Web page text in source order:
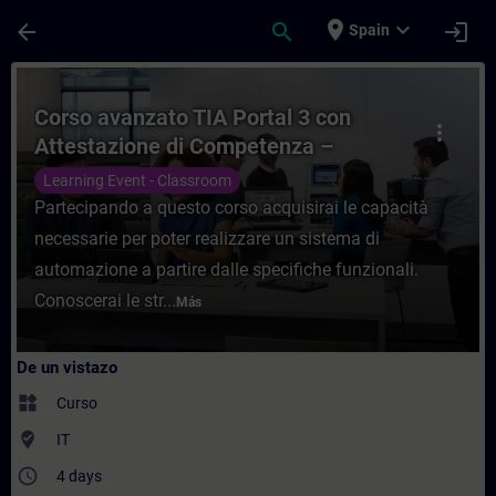
arrow_back search place Spain expand_more login
Curso - Corso avanzato TIA Portal 3
more_vert
Corso avanzato TIA Portal 3 con
Attestazione di Competenza –
Programma SITRAIN PROFESSIONAL
Learning Event - Classroom
Partecipando a questo corso acquisirai le capacità
necessarie per poter realizzare un sistema di
automazione a partire dalle specifiche funzionali.
Conoscerai le str... Más
De un vistazo
widgets Curso
where_to_vote IT
access_time 4 days